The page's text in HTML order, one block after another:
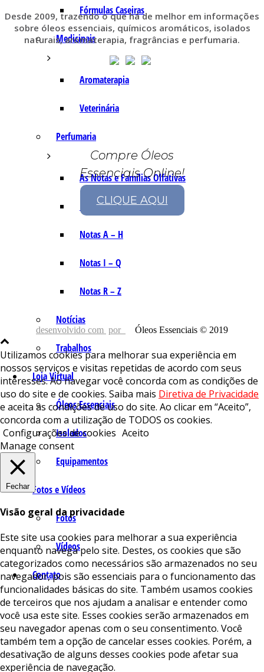
Fórmulas Caseiras
Medicinais
Aromaterapia
Veterinária
Perfumaria
As Notas e Famílias Olfativas
Marketing Olfativo
Notas A – H
Notas I – Q
Notas R – Z
Notícias
Trabalhos
Loja Virtual
Óleos Essenciais
Isolados
Equipamentos
Fotos e Vídeos
Fotos
Vídeos
Contato
Desde 2009, trazendo o que há de melhor em informações
sobre óleos essenciais, químicos aromáticos, isolados
naturais, aromaterapia, fragrâncias e perfumaria.
Compre Óleos
Essenciais Online!
CLIQUE AQUI
desenvolvido com por Óleos Essenciais © 2019
Utilizamos cookies para melhorar sua experiência em
nossos serviços e visitas repetidas de acordo com seus
interesses. Ao navegar você concorda com as condições de
uso do site e de cookies. Saiba mais Diretiva de Privacidade
e aceita as condições de uso do site. Ao clicar em “Aceito”,
concorda com a utilização de TODOS os cookies.
Configurações de cookies Aceito
Manage consent
Fechar
Visão geral da privacidade
Este site usa cookies para melhorar a sua experiência
enquanto navega pelo site. Destes, os cookies que são
categorizados como necessários são armazenados no seu
navegador, pois são essenciais para o funcionamento das
funcionalidades básicas do site. Também usamos cookies
de terceiros que nos ajudam a analisar e entender como
você usa este site. Esses cookies serão armazenados em
seu navegador apenas com o seu consentimento. Você
também tem a opção de cancelar esses cookies. Porém, a
desativação de alguns desses cookies pode afetar sua
experiência de navegação.